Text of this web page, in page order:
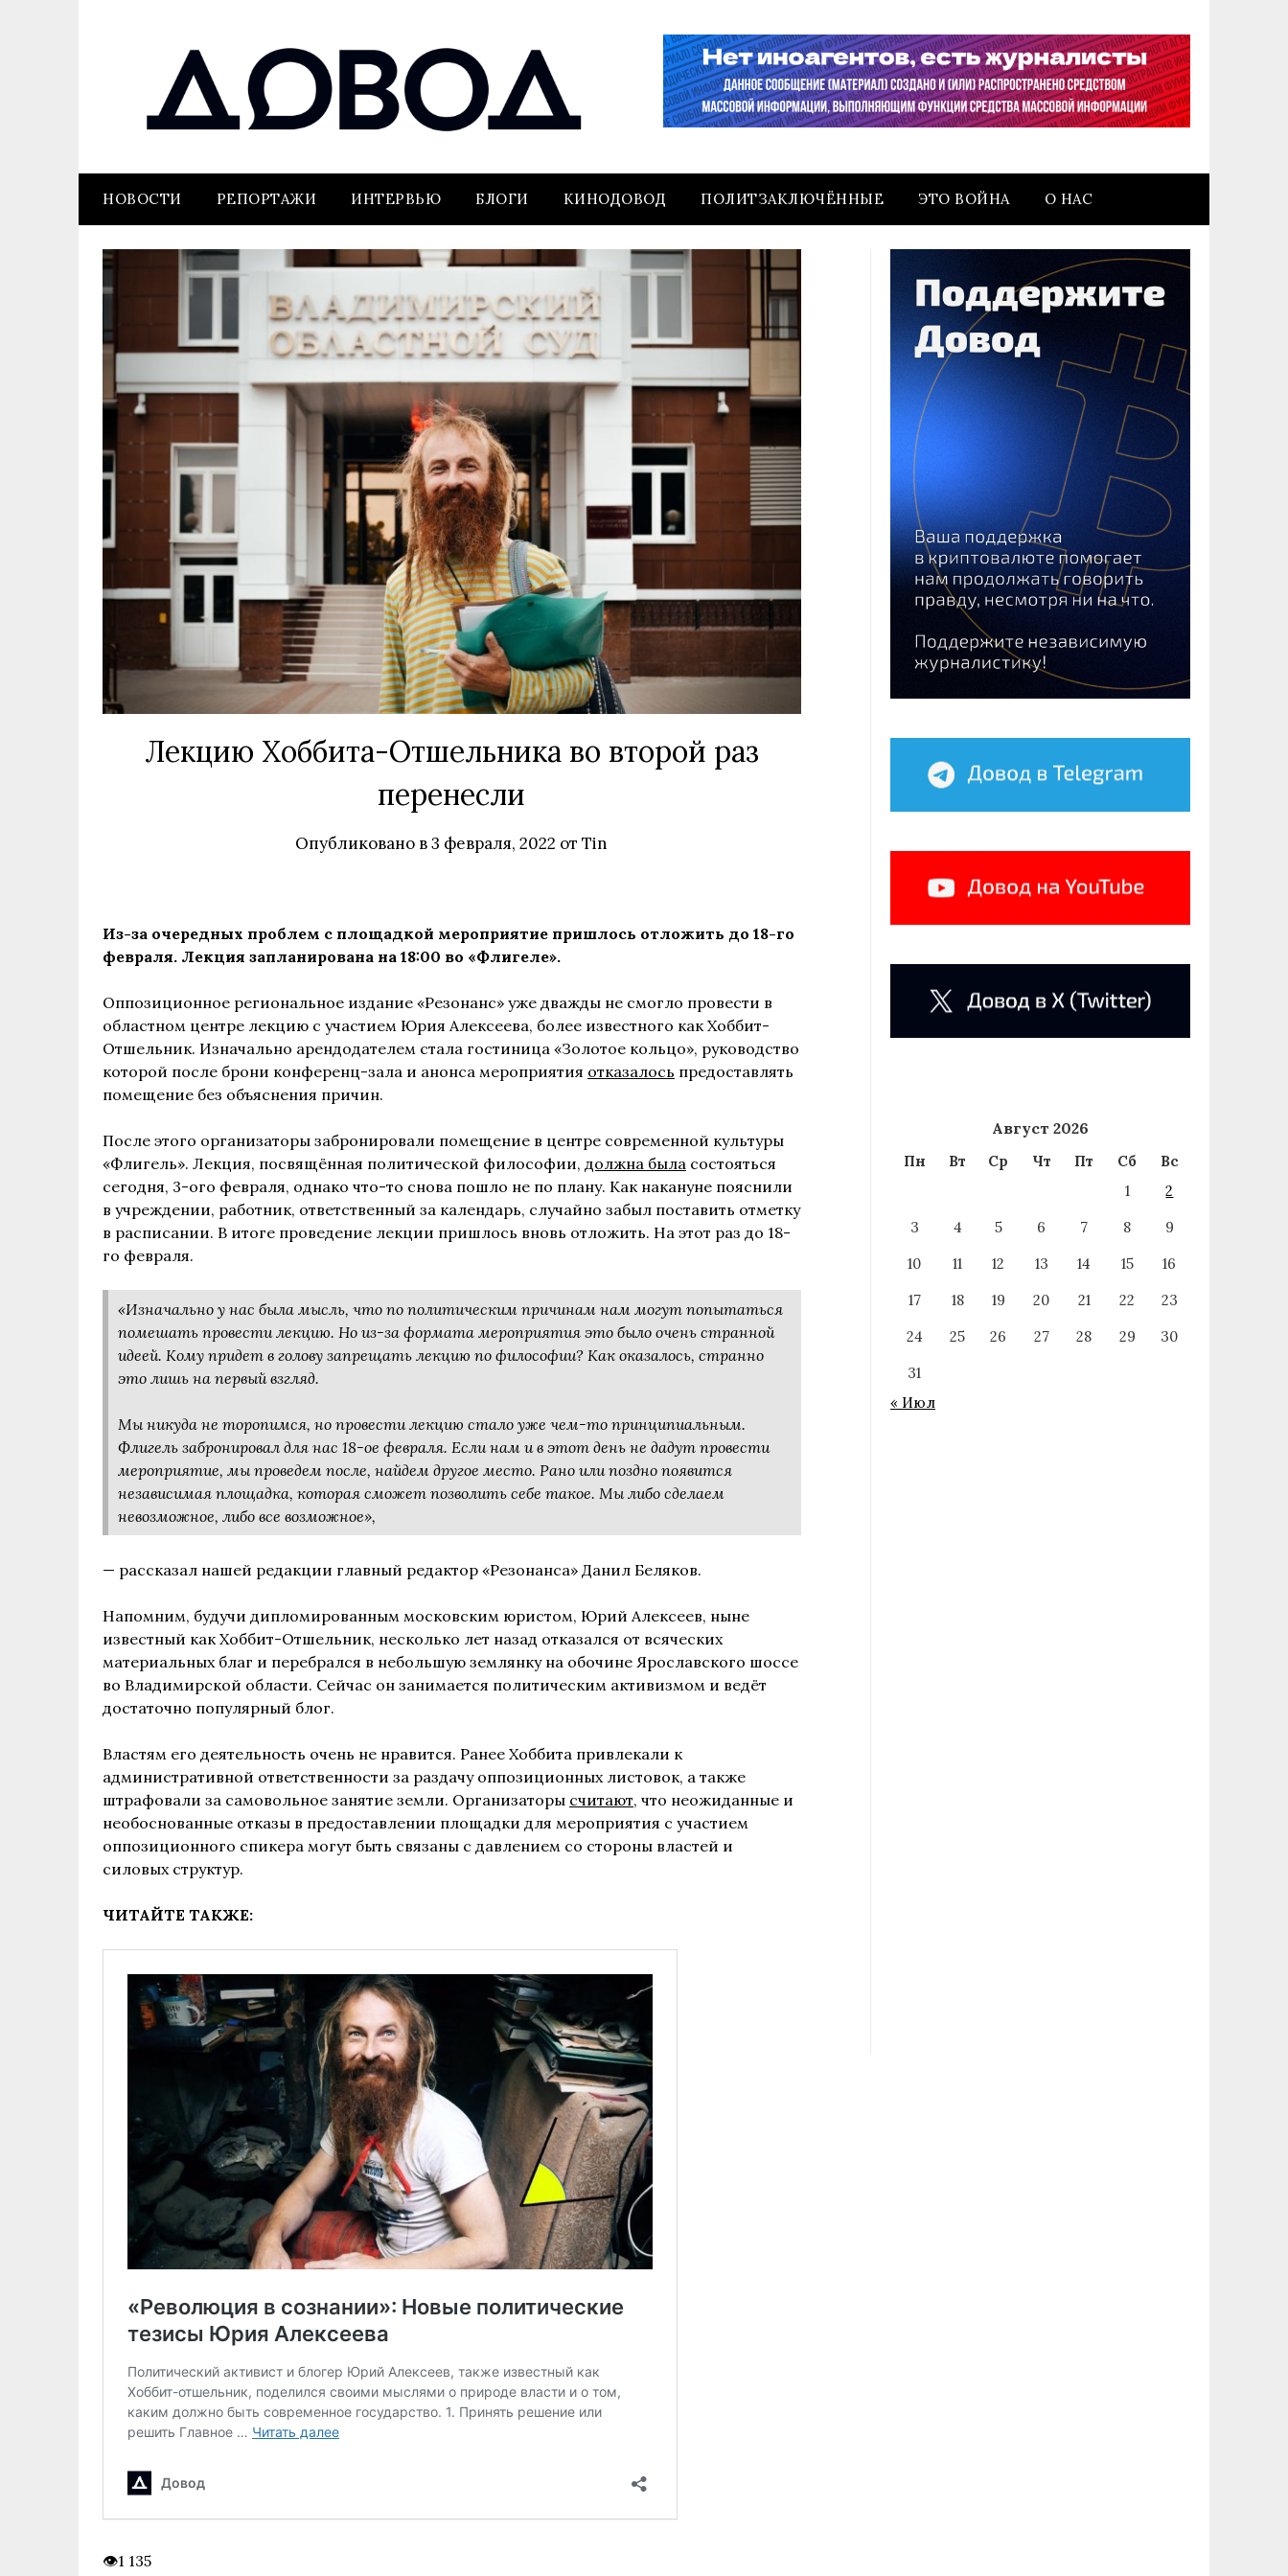
НОВОСТИ РЕПОРТАЖИ ИНТЕРВЬЮ БЛОГИ КИНОДОВОД ПОЛИТЗАКЛЮЧЁННЫЕ ЭТО ВОЙНА О НАС
Лекцию Хоббита-Отшельника во второй раз
перенесли
Опубликовано в3 февраля, 2022 отTin
Из-за очередных проблем с площадкой мероприятие пришлось отложить до 18-го
февраля. Лекция запланирована на 18:00 во «Флигеле».
Оппозиционное региональное издание «Резонанс» уже дважды не смогло провести в
областном центре лекцию с участием Юрия Алексеева, более известного как Хоббит-
Отшельник. Изначально арендодателем стала гостиница «Золотое кольцо», руководство
которой после брони конференц-зала и анонса мероприятия отказалось предоставлять
помещение без объяснения причин.
После этого организаторы забронировали помещение в центре современной культуры
«Флигель». Лекция, посвящённая политической философии, должна была состояться
сегодня, 3-ого февраля, однако что-то снова пошло не по плану. Как накануне пояснили
в учреждении, работник, ответственный за календарь, случайно забыл поставить отметку
в расписании. В итоге проведение лекции пришлось вновь отложить. На этот раз до 18-
го февраля.
«Изначально у нас была мысль, что по политическим причинам нам могут попытаться
помешать провести лекцию. Но из-за формата мероприятия это было очень странной
идеей. Кому придет в голову запрещать лекцию по философии? Как оказалось, странно
это лишь на первый взгляд.
Мы никуда не торопимся, но провести лекцию стало уже чем-то принципиальным.
Флигель забронировал для нас 18-ое февраля. Если нам и в этот день не дадут провести
мероприятие, мы проведем после, найдем другое место. Рано или поздно появится
независимая площадка, которая сможет позволить себе такое. Мы либо сделаем
невозможное, либо все возможное»,
— рассказал нашей редакции главный редактор «Резонанса» Данил Беляков.
Напомним, будучи дипломированным московским юристом, Юрий Алексеев, ныне
известный как Хоббит-Отшельник, несколько лет назад отказался от всяческих
материальных благ и перебрался в небольшую землянку на обочине Ярославского шоссе
во Владимирской области. Сейчас он занимается политическим активизмом и ведёт
достаточно популярный блог.
Властям его деятельность очень не нравится. Ранее Хоббита привлекали к
административной ответственности за раздачу оппозиционных листовок, а также
штрафовали за самовольное занятие земли. Организаторы считают, что неожиданные и
необоснованные отказы в предоставлении площадки для мероприятия с участием
оппозиционного спикера могут быть связаны с давлением со стороны властей и
силовых структур.
ЧИТАЙТЕ ТАКЖЕ:
1 135
Август 2026
Пн Вт Ср Чт Пт Сб
Вс
1
2
3
4 5 6 7 8
9
10
11 12 13 14 15
16
17
18 19 20 21 22
23
24
25 26 27 28 29
30
31
« Июл